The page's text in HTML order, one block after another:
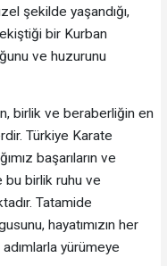
şekilde yaşandığı,
bir Kurban
ve huzurunu
birlik ve beraberliğin en
Türkiye Karate
başarıların ve
birlik ruhu ve
Tatamide
hayatımızın her
yürümeye